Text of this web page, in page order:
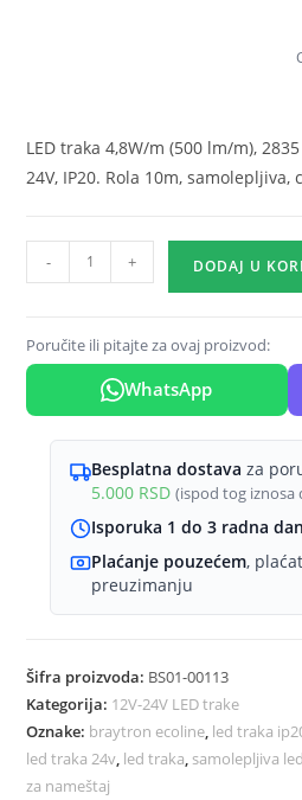
LED traka 4,8W/m (500 lm/m),
24V, IP20. Rola 10m, samolepljiva,
traka
2835
6500K
Braytron
količina
- + DODAJ U
Poručite ili pitajte za ovaj proizvod:
WhatsApp
Besplatna dostava za
5.000 RSD (ispod tog
Isporuka 1 do 3 radna
Plaćanje pouzećem,
preuzimanju
Šifra proizvoda: BS01-00113
Kategorija: 12V-24V LED trake
Oznake: braytron ecoline led traka
led traka 24v led traka samolepljiva
za nameštaj